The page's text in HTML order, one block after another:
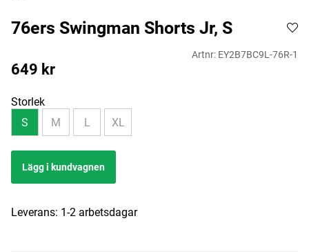
76ers Swingman Shorts Jr, S
Artnr: EY2B7BC9L-76R-1
649 kr
Storlek
S
M L XL
Lägg i kundvagnen
Leverans: 1-2 arbetsdagar